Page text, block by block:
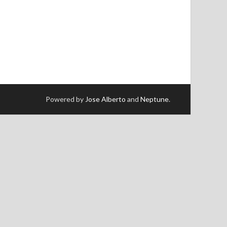
Powered by Jose Alberto and Neptune.